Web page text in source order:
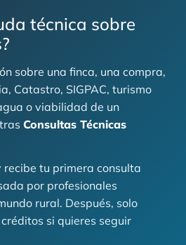
técnica sobre
sobre una finca, una compra,
Catastro, SIGPAC, turismo
o viabilidad de un
Consultas Técnicas
tu primera consulta
por profesionales
rural. Después, solo
si quieres seguir